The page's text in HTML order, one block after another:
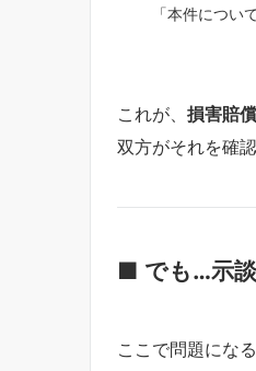
「本件につ
これが、 損害賠
双方がそれを確
■ でも…示談
ここで問題にな